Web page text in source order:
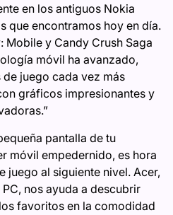
en los antiguos Nokia
que encontramos hoy en día.
y Candy Crush Saga
móvil ha avanzado,
juego cada vez más
gráficos impresionantes y
pantalla de tu
móvil empedernido, es hora
juego al siguiente nivel. Acer,
nos ayuda a descubrir
favoritos en la comodidad